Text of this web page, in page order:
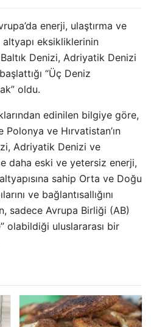
enerji, ulaştırma ve
eksikliklerinin
Denizi, Adriyatik Denizi
“Üç Deniz
oldu.
edinilen bilgiye göre,
ve Hırvatistan’ın
Adriyatik Denizi ve
daha eski ve yetersiz enerji,
sahip Orta ve Doğu
ve bağlantısallığını
sadece Avrupa Birliği (AB)
olabildiği uluslararası bir